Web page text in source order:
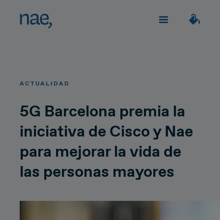
Network Strategy
Network Deployment
Impacto social
Únete
¿Hablamos?
Decidida Perfeccionista
Alegre Clásica
ACTUALIDAD
5G Barcelona premia la
iniciativa de Cisco y Nae
para mejorar la vida de
las personas mayores